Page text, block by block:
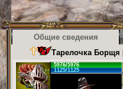
Общие сведения
Тарелочка Борщя
5976/5976
1125/1125